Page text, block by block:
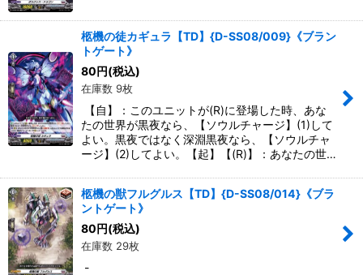
柩機の徒カギュラ【TD】{D-SS08/009}《ブラン
トゲート》
80円(税込)
在庫数 9枚
【自】：このユニットが(R)に登場した時、あな
たの世界が黒夜なら、【ソウルチャージ】(1)して
よい。黒夜ではなく深淵黒夜なら、【ソウルチャ
ージ】(2)してよい。【起】【(R)】：あなたの世…
柩機の獣フルグルス【TD】{D-SS08/014}《ブラ
ントゲート》
80円(税込)
在庫数 29枚
-